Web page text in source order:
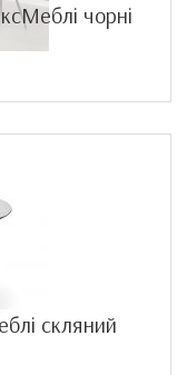
чорні
скляний